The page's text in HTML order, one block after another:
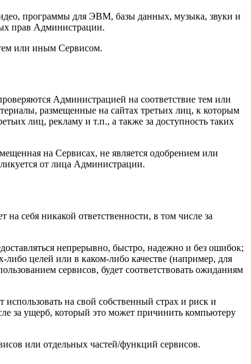
программы для ЭВМ, базы данных, музыка, звуки и
прав Администрации.
или иным Сервисом.
Администрацией на соответствие тем или
размещенные на сайтах третьих лиц, к которым
лиц, рекламу и т.п., а также за доступность таких
на Сервисах, не является одобрением или
от лица Администрации.
себя никакой ответственности, в том числе за
непрерывно, быстро, надежно и без ошибок;
целей или в каком-либо качестве (например, для
сервисов, будет соответствовать ожиданиям
на свой собственный страх и риск и
за ущерб, который это может причинить компьютеру
или отдельных частей/функций сервисов.